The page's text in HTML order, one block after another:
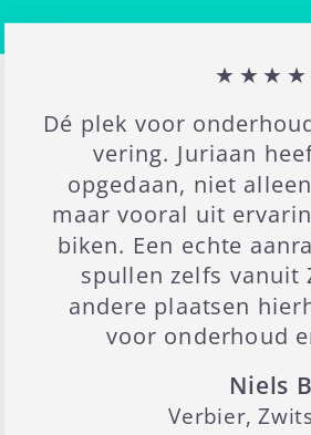
Dé plek voor
vering. Juriaan
opgedaan, niet
maar vooral uit
biken. Een echte
spullen zelfs vanuit
andere plaatsen
voor onderhoud
Niels
Verbier,